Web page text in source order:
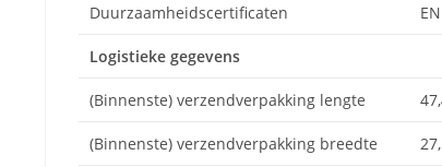
Duurzaamheidscertificaten
Logistieke gegevens
(Binnenste) verzendverpakking lengte
(Binnenste) verzendverpakking breedte